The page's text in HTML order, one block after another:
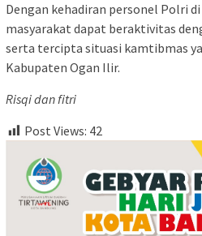
Dengan kehadiran personel Polri
masyarakat dapat beraktivitas
serta tercipta situasi kamtibmas
Kabupaten Ogan Ilir.
Risqi dan fitri
Post Views: 42